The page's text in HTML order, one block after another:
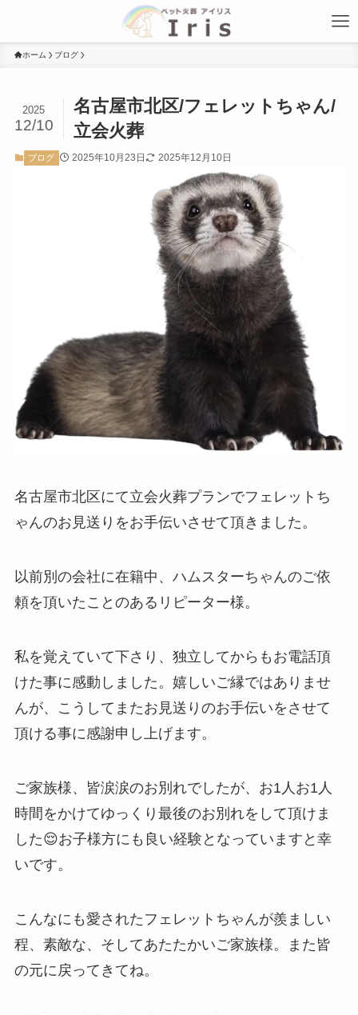
ホーム ブログ
名古屋市北区/フェレットちゃん/
立会火葬
2025
12/10
ブログ 2025年10月23日 2025年12月10日
名古屋市北区にて立会火葬プランでフェレットち
ゃんのお見送りをお手伝いさせて頂きました。
以前別の会社に在籍中、ハムスターちゃんのご依
頼を頂いたことのあるリピーター様。
私を覚えていて下さり、独立してからもお電話頂
けた事に感動しました。嬉しいご縁ではありませ
んが、こうしてまたお見送りのお手伝いをさせて
頂ける事に感謝申し上げます。
ご家族様、皆涙涙のお別れでしたが、お1人お1人
時間をかけてゆっくり最後のお別れをして頂けま
した😌お子様方にも良い経験となっていますと幸
いです。
こんなにも愛されたフェレットちゃんが羨ましい
程、素敵な、そしてあたたかいご家族様。また皆
の元に戻ってきてね。